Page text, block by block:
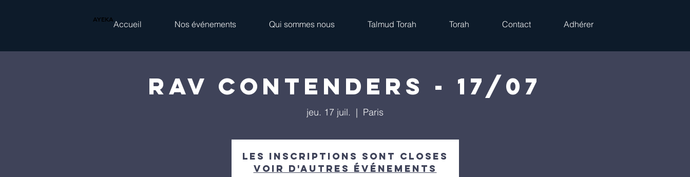
AYEKAAccueil Nos événements Qui sommes nous Talmud Torah Torah Contact Adhérer
Rav Contenders - 17/07
jeu. 17 juil.
  |
Paris
Les inscriptions sont closes
Voir d'autres événements